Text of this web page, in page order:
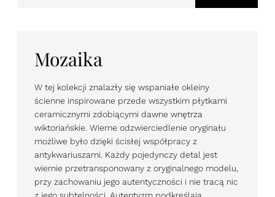
ARCHITEKTURA WNĘTRZ
REALIZACJE
AKTUALNOŚCI
PL EN DE
Mozaika
W tej kolekcji znalazły się wspaniałe okleiny
ścienne inspirowane przede wszystkim płytkami
ceramicznymi zdobiącymi dawne wnętrza
wiktoriańskie. Wierne odzwierciedlenie oryginału
możliwe było dzięki ścisłej współpracy z
antykwariuszami. Każdy pojedynczy detal jest
wiernie przetransponowany z oryginalnego modelu,
przy zachowaniu jego autentyczności i nie tracą nic
z jego subtelności. Autentyzm podkreślają